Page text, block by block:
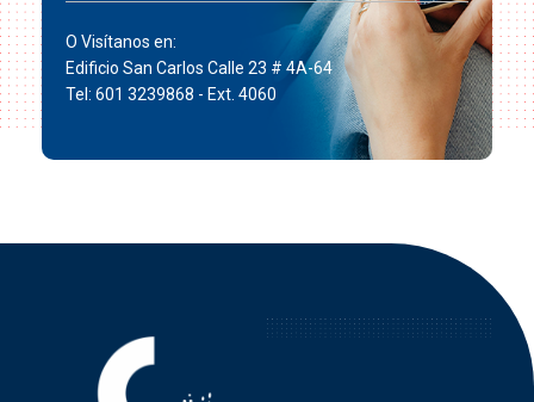
O Visítanos en:
Edificio San Carlos Calle 23 # 4A-64
Tel: 601 3239868 - Ext. 4060